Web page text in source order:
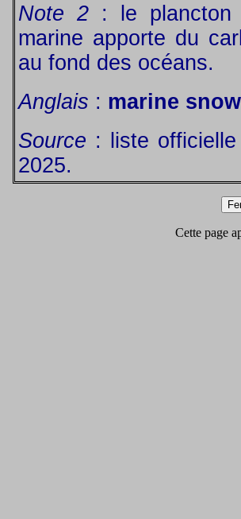
Note 2 : le plancton
marine apporte du
au fond des océans.
Anglais : marine snow
Source : liste
2025.
Cette page